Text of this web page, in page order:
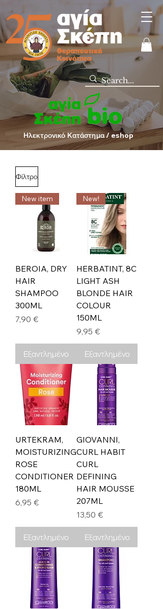
Ηλεκτρονικό Κατάστημα / eshop
Φίλτρο
New item
BEROIA, DRY
HAIR
SHAMPOO
300ML
Τιμή
7,90 €
Εξαντλημένο
New!
HERBATINT, 8C
LIGHT ASH
BLONDE HAIR
COLOUR
150ML
Τιμή
9,95 €
Εξαντλημένο
URTEKRAM,
MOISTURIZING
ROSE
CONDITIONER
180ML
Τιμή
6,95 €
Εξαντλημένο
GIOVANNI,
CURL HABIT
CURL
DEFINING
HAIR MOUSSE
207ML
Τιμή
13,50 €
Εξαντλημένο